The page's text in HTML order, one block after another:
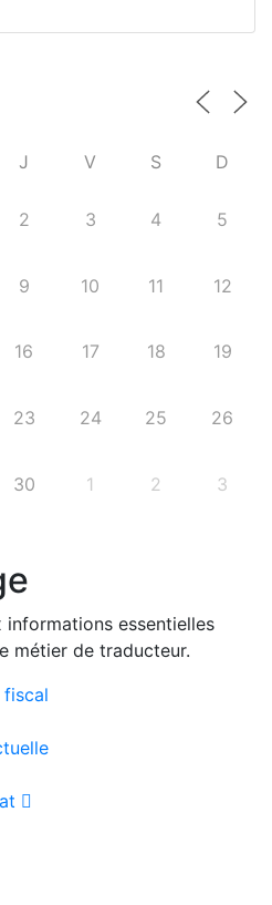
J V S D
2 3 4 5
9 10 11 12
16 17 18 19
23 24 25 26
30 1 2 3
essentielles
métier de traducteur.
fiscal